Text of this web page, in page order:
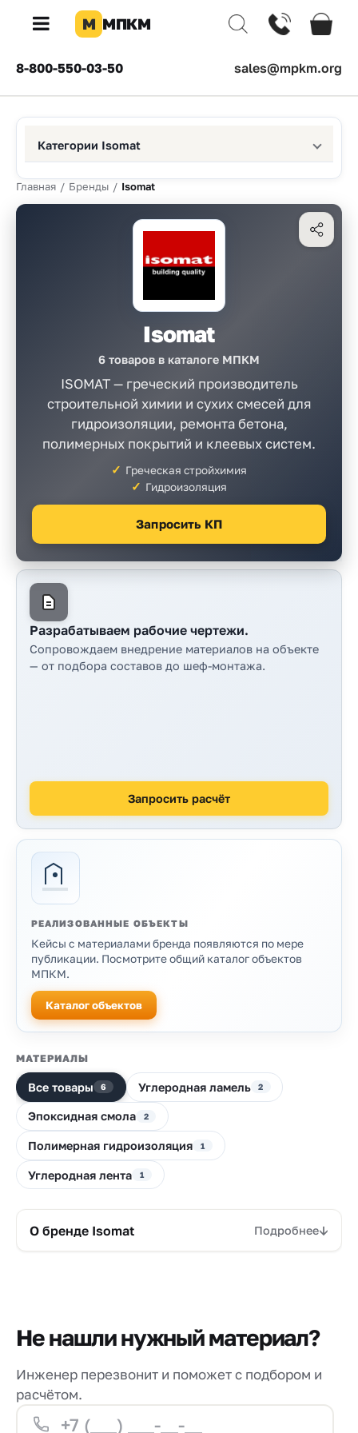
×
компании
Доставка
Проектировщикам
Калькуляторы
800
550-
03-
50
sales@mpkm.org
М МПКМ
8-800-550-03-50 sales@mpkm.org
Категории Isomat
Главная / Бренды / Isomat
Isomat
6 товаров в каталоге МПКМ
ISOMAT — греческий производитель
строительной химии и сухих смесей для
гидроизоляции, ремонта бетона,
полимерных покрытий и клеевых систем.
Греческая стройхимия
Гидроизоляция
Запросить КП
Разрабатываем рабочие чертежи.
Сопровождаем внедрение материалов на объекте
— от подбора составов до шеф-монтажа.
Запросить расчёт
РЕАЛИЗОВАННЫЕ ОБЪЕКТЫ
Кейсы с материалами бренда появляются по мере
публикации. Посмотрите общий каталог объектов
МПКМ.
Каталог объектов
Продукция бренда
МАТЕРИАЛЫ
Все товары 6 Углеродная ламель 2
Эпоксидная смола 2
Полимерная гидроизоляция 1
Углеродная лента 1
О бренде Isomat Подробнее
Не нашли нужный материал?
Инженер перезвонит и поможет с подбором и
расчётом.